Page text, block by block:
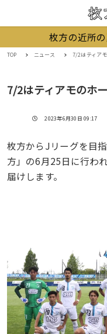
枚方の近所
TOP ニュース 7/2はティア
7/2はティアモのホ
投稿日
2023年6月30日 09:17
枚方からJリーグを目
方」の6月25日に行わ
届けします。